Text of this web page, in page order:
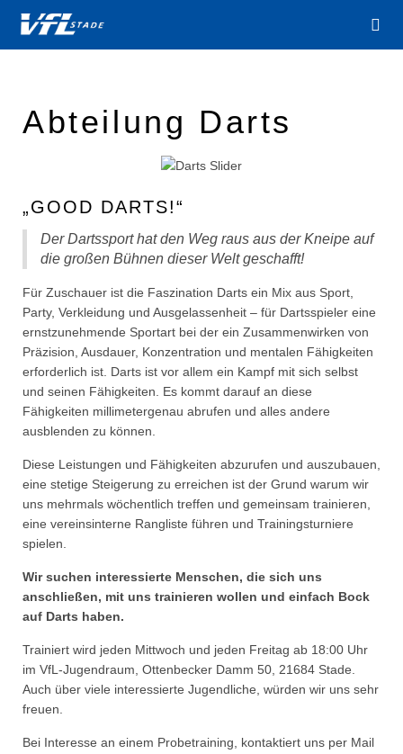
Abteilung Darts
„GOOD DARTS!“
Der Dartssport hat den Weg raus aus der Kneipe auf
die großen Bühnen dieser Welt geschafft!
Für Zuschauer ist die Faszination Darts ein Mix aus Sport,
Party, Verkleidung und Ausgelassenheit – für Dartsspieler eine
ernstzunehmende Sportart bei der ein Zusammenwirken von
Präzision, Ausdauer, Konzentration und mentalen Fähigkeiten
erforderlich ist. Darts ist vor allem ein Kampf mit sich selbst
und seinen Fähigkeiten. Es kommt darauf an diese
Fähigkeiten millimetergenau abrufen und alles andere
ausblenden zu können.
Diese Leistungen und Fähigkeiten abzurufen und auszubauen,
eine stetige Steigerung zu erreichen ist der Grund warum wir
uns mehrmals wöchentlich treffen und gemeinsam trainieren,
eine vereinsinterne Rangliste führen und Trainingsturniere
spielen.
Wir suchen interessierte Menschen, die sich uns
anschließen, mit uns trainieren wollen und einfach Bock
auf Darts haben.
Trainiert wird jeden Mittwoch und jeden Freitag ab 18:00 Uhr
im VfL-Jugendraum, Ottenbecker Damm 50, 21684 Stade.
Auch über viele interessierte Jugendliche, würden wir uns sehr
freuen.
Bei Interesse an einem Probetraining, kontaktiert uns per Mail